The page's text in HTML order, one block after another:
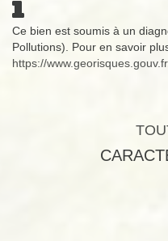
Ce bien est soumis à un
Pollutions). Pour en savoir
https://